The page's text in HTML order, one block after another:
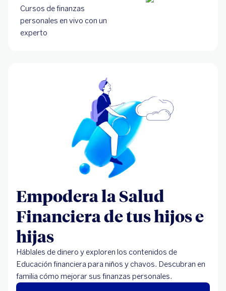
Cursos de finanzas
personales en vivo con un
experto
Empodera la Salud
Financiera de tus hijos e
hijas
Háblales de dinero y exploren los contenidos de
Educación financiera para niños y chavos. Descubran en
familia cómo mejorar sus finanzas personales.